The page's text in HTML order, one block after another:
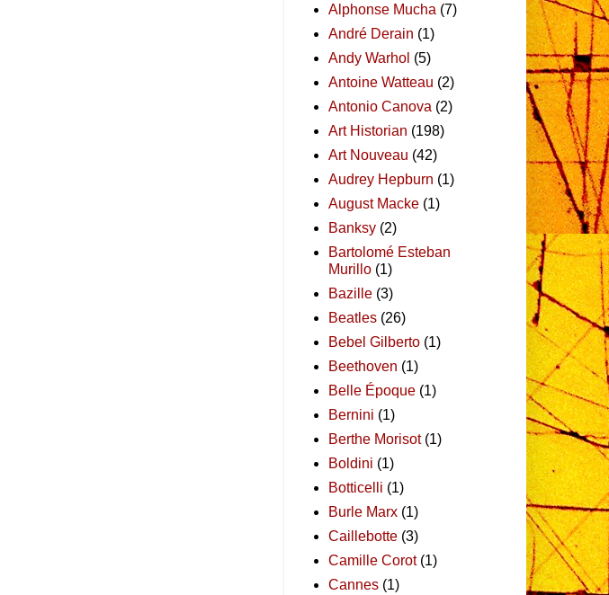
Alphonse Mucha (7)
André Derain (1)
Andy Warhol (5)
Antoine Watteau (2)
Antonio Canova (2)
Art Historian (198)
Art Nouveau (42)
Audrey Hepburn (1)
August Macke (1)
Banksy (2)
Bartolomé Esteban
Murillo (1)
Bazille (3)
Beatles (26)
Bebel Gilberto (1)
Beethoven (1)
Belle Époque (1)
Bernini (1)
Berthe Morisot (1)
Boldini (1)
Botticelli (1)
Burle Marx (1)
Caillebotte (3)
Camille Corot (1)
Cannes (1)